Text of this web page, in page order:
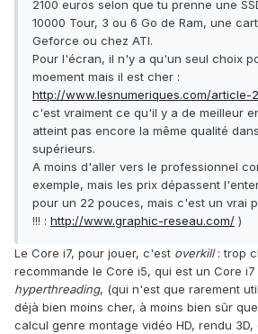
2100 euros selon que tu prenne une
10000 Tour, 3 ou 6 Go de Ram, une
Geforce ou chez ATI.
Pour l'écran, il n'y a qu'un seul choix
moement mais il est cher :
http://www.lesnumeriques.com/article-
c'est vraiment ce qu'il y a de meilleur
atteint pas encore la même qualité
supérieurs.
A moins d'aller vers le professionnel
exemple, mais les prix dépassent
pour un 22 pouces, mais c'est un vrai
!!! : http://www.graphic-reseau.com/ )
Le Core i7, pour jouer, c'est overkill: trop
recommande le Core i5, qui est un Core
hyperthreading, (qui n'est que rarement
déjà bien moins cher, à moins bien sûr
calcul genre montage vidéo HD, rendu